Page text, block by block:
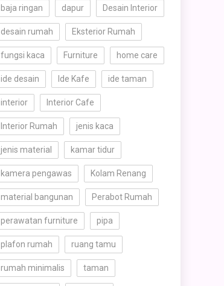
baja ringan dapur Desain Interior
desain rumah Eksterior Rumah
fungsi kaca Furniture home care
ide desain Ide Kafe ide taman
interior Interior Cafe
Interior Rumah jenis kaca
jenis material kamar tidur
kamera pengawas Kolam Renang
material bangunan Perabot Rumah
perawatan furniture pipa
plafon rumah ruang tamu
rumah minimalis taman